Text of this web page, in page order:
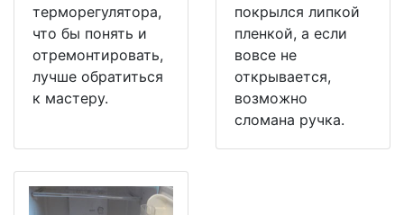
терморегулятора,
что бы понять и
отремонтировать,
лучше обратиться
к мастеру.
покрылся липкой
пленкой, а если
вовсе не
открывается,
возможно
сломана ручка.